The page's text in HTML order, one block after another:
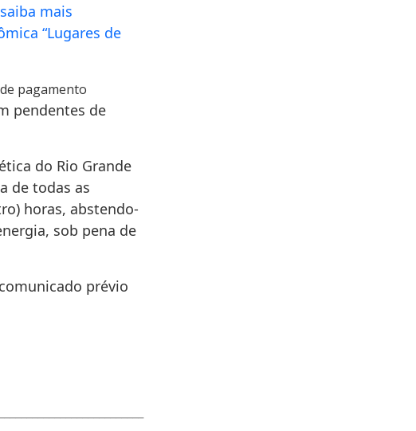
mais
“Lugares de
pagamento
pendentes de
do Rio Grande
de todas as
horas, abstendo-
sob pena de
prévio